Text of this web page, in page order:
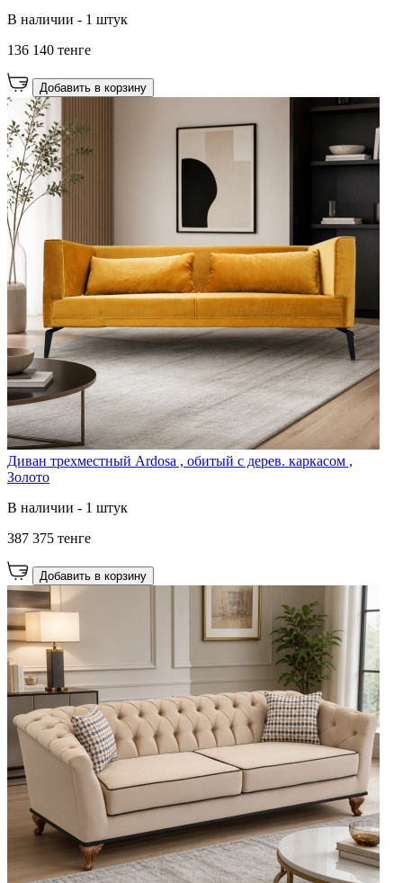
В наличии - 1 штук
136 140 тенге
Добавить в корзину
Диван трехместный Ardosa , обитый с дерев. каркасом ,
Золото
В наличии - 1 штук
387 375 тенге
Добавить в корзину